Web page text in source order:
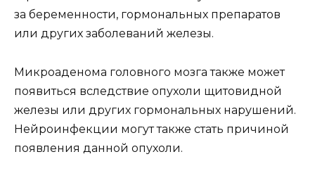
за беременности, гормональных препаратов
или других заболеваний железы.
Микроаденома головного мозга также может
появиться вследствие опухоли щитовидной
железы или других гормональных нарушений.
Нейроинфекции могут также стать причиной
появления данной опухоли.